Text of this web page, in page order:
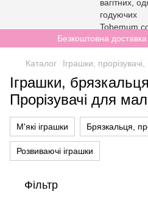
Безкоштовна
Каталог Іграшки,
Іграшки,
Прорізувачі для
М'які іграшки Брязкальця,
Розвиваючі іграшки
Фільтр